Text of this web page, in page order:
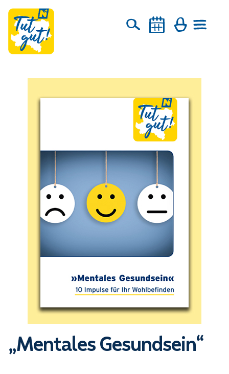
„Mentales Gesundsein“